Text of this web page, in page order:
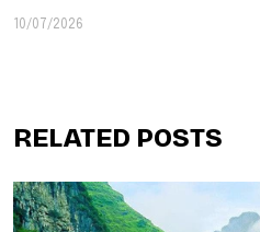
10/07/2026
RELATED POSTS